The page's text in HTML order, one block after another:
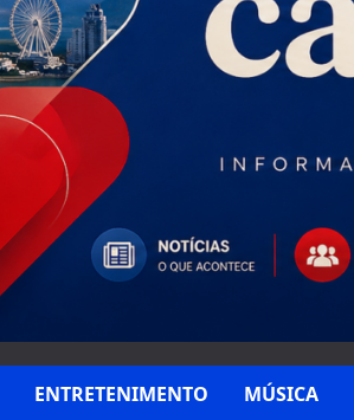
ENTRETENIMENTO MÚSICA